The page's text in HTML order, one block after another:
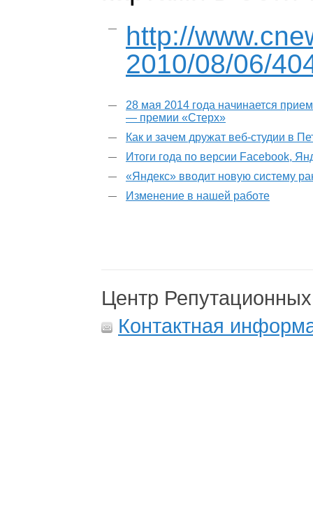
http://
2010/08/06/
28 мая 2014 года начинается
— премии «Стерх»
Как и зачем дружат веб-студии в
Итоги года по версии Facebook,
«Яндекс» вводит новую систему
Изменение в нашей работе
Центр
Контактная